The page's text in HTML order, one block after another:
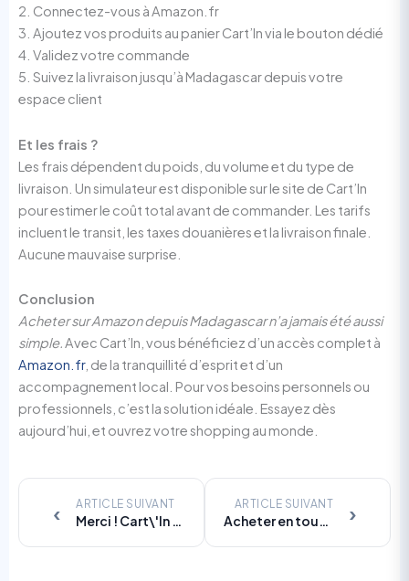
2. Connectez-vous à Amazon.fr
3. Ajoutez vos produits au panier Cart’In via le bouton dédié
4. Validez votre commande
5. Suivez la livraison jusqu’à Madagascar depuis votre
espace client
Et les frais ?
Les frais dépendent du poids, du volume et du type de
livraison. Un simulateur est disponible sur le site de Cart’In
pour estimer le coût total avant de commander. Les tarifs
incluent le transit, les taxes douanières et la livraison finale.
Aucune mauvaise surprise.
Conclusion
Acheter sur Amazon depuis Madagascar n’a jamais été aussi
simple.Avec Cart’In, vous bénéficiez d’un accès complet à
Amazon.fr, de la tranquillité d’esprit et d’un
accompagnement local. Pour vos besoins personnels ou
professionnels, c’est la solution idéale. Essayez dès
aujourd’hui, et ouvrez votre shopping au monde.
‹ ARTICLE SUIVANT
Merci ! Cart\'In et le Festival Tsika Jiaby : Un Succès Partagé, Une Connexion Renforcée
ARTICLE SUIVANT
Acheter en toute sécurité sur Amazon.fr depuis Madagascar : nos conseils essentiels ›